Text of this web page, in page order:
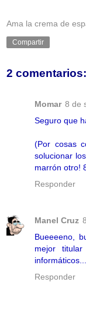
Ama la crema de
Compartir
2 comentarios:
Momar 8 de
Seguro que
(Por cosas
solucionar
marrón otro!
Responder
Manel Cruz
Bueeeeno,
mejor
Responder